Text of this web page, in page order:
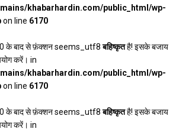
khabarhardin.com/public_html/wp-
on line 6170
के बाद से फ़ंक्शन seems_utf8बहिष्कृतहै! इसके बजाय
करें। in
khabarhardin.com/public_html/wp-
on line 6170
के बाद से फ़ंक्शन seems_utf8बहिष्कृतहै! इसके बजाय
करें। in